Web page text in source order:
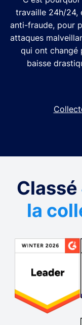
travaille 24h/24,
anti-fraude, pour
attaques
qui ont changé
baisse
Classé
la